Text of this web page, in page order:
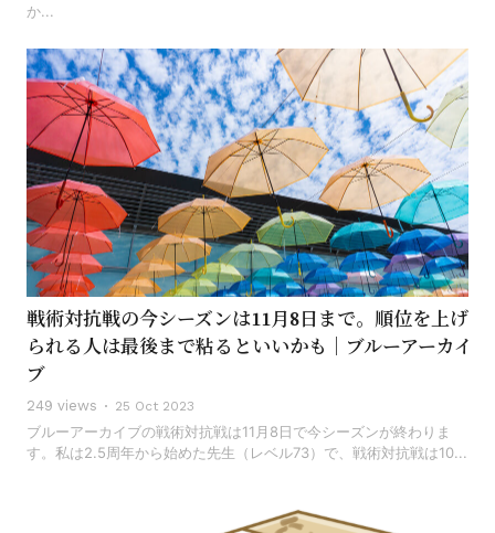
か...
戦術対抗戦の今シーズンは11月8日まで。順位を上げ
られる人は最後まで粘るといいかも｜ブルーアーカイ
ブ
249 views 25 Oct 2023
ブルーアーカイブの戦術対抗戦は11月8日で今シーズンが終わりま
す。私は2.5周年から始めた先生（レベル73）で、戦術対抗戦は10...